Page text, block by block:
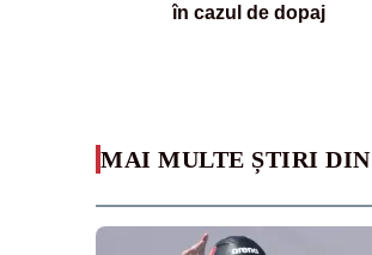
în cazul de dopaj
MAI MULTE ȘTIRI DIN